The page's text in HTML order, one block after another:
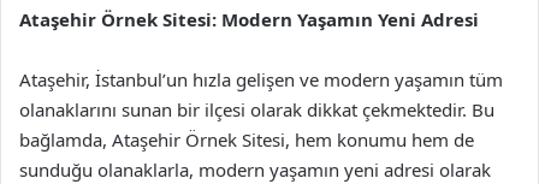
Ataşehir Örnek Sitesi: Modern Yaşamın Yeni Adresi
Ataşehir, İstanbul’un hızla gelişen ve modern yaşamın tüm
olanaklarını sunan bir ilçesi olarak dikkat çekmektedir. Bu
bağlamda, Ataşehir Örnek Sitesi, hem konumu hem de
sunduğu olanaklarla, modern yaşamın yeni adresi olarak